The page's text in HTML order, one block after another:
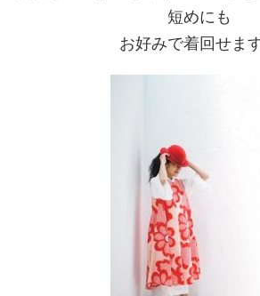
短めにも
お好みで着回せます